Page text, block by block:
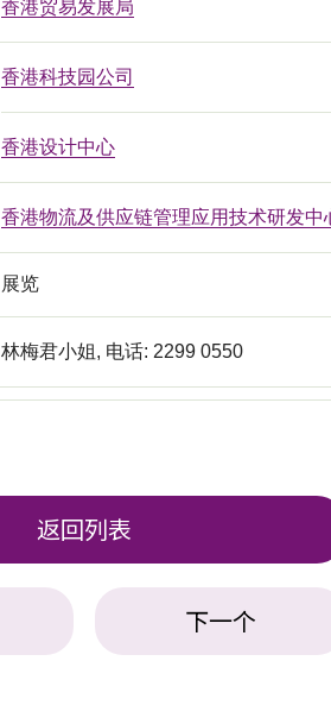
香港贸易发展局
香港科技园公司
香港设计中心
香港物流及供应链管理应用技术研发中
展览
林梅君小姐, 电话: 2299 0550
返回列表
下一个